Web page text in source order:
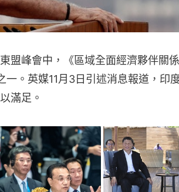
盟峰會中，《區域全面經濟夥伴關係
一。英媒11月3日引述消息報道，印
滿足。